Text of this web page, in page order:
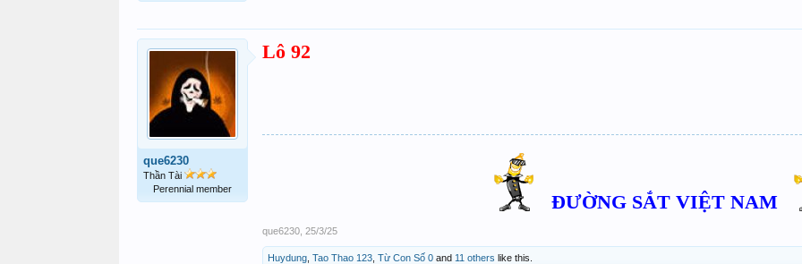
que6230
Thần Tài
Perennial member
Lô 92
ĐƯỜNG SẮT VIỆT NAM
que6230 25/3/25
Huydung Tao Thao 123 Từ Con Số 0 and 11 others like this.